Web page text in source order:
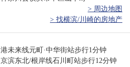
> 周边地图
> 找横滨/川崎的房地产
港未来线元町·中华街站步行1分钟
京滨东北/根岸线石川町站步行12分钟